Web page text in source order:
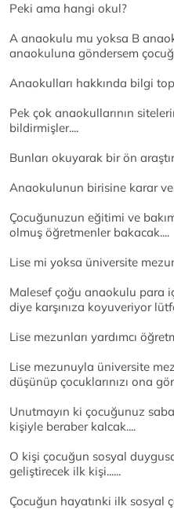
Peki ama hangi okul?
A anaokulu mu yoksa B
anaokuluna göndersem
Anaokulları hakkında bilgi
Pek çok anaokullarının
bildirmişler....
Bunları okuyarak bir ön
Anaokulunun birisine karar
Çocuğunuzun eğitimi ve
olmuş öğretmenler bakacak....
Lise mi yoksa üniversite
Malesef çoğu anaokulu para
diye karşınıza koyuveriyor
Lise mezunları yardımcı
Lise mezunuyla üniversite
düşünüp çocuklarınızı ona
Unutmayın ki çocuğunuz
kişiyle beraber kalcak....
O kişi çocuğun sosyal
geliştirecek ilk kişi......
Çocuğun hayatınki ilk sosyal